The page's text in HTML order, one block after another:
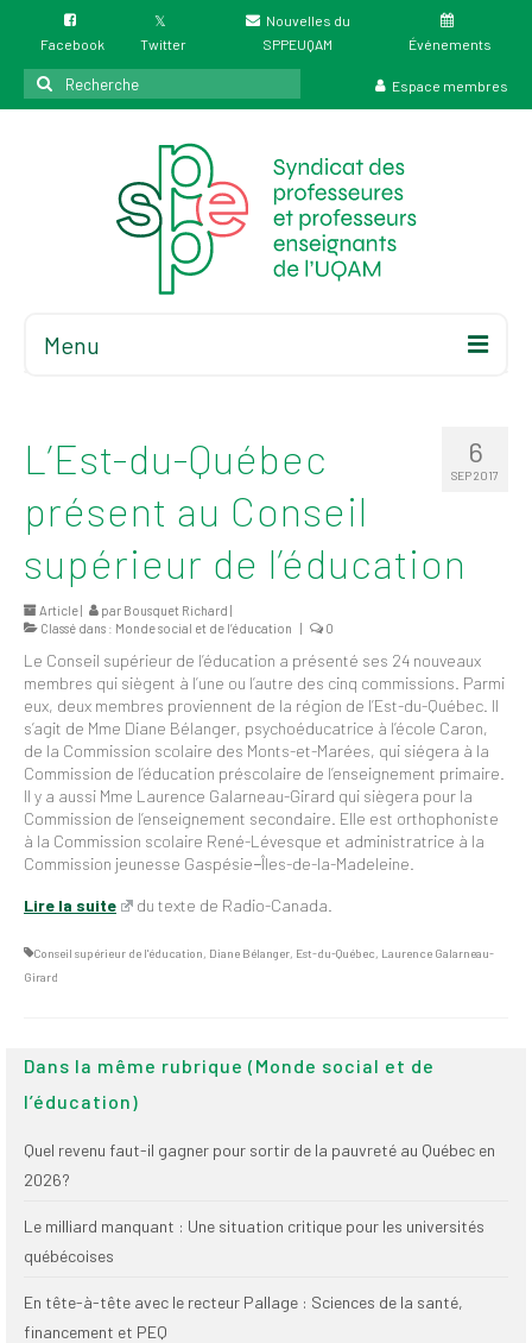
Facebook Twitter
Nouvelles du
SPPEUQAM
Événements
Rechercher
:
Espace membres
Menu
Élections
Résultat des
élections du 4 juin
2026
syndicaux et
Statuts et
règlements
Politiques
Outils de visibilité
Signature – Courriel –
valorisation
Signature – Fond
Signature – Courriel
Nouvelles du
Communiqués
6
SEP 2017
L’Est-du-Québec
présent au Conseil
supérieur de l’éducation
Article | par Bousquet Richard |
Classé dans : Monde social et de l’éducation | 0
Le Conseil supérieur de l’éducation a présenté ses 24 nouveaux
membres qui siègent à l’une ou l’autre des cinq commissions. Parmi
eux, deux membres proviennent de la région de l’Est-du-Québec. Il
s’agit de Mme Diane Bélanger, psychoéducatrice à l’école Caron,
de la Commission scolaire des Monts-et-Marées, qui siégera à la
Commission de l’éducation préscolaire de l’enseignement primaire.
Il y a aussi Mme Laurence Galarneau-Girard qui siègera pour la
Commission de l’enseignement secondaire. Elle est orthophoniste
à la Commission scolaire René-Lévesque et administratrice à la
Commission jeunesse Gaspésie−Îles-de-la-Madeleine.
Lire la suite du texte de Radio-Canada.
Conseil supérieur de l'éducation, Diane Bélanger, Est-du-Québec, Laurence Galarneau-
Girard
Dans la même rubrique (Monde social et de
l’éducation)
Quel revenu faut-il gagner pour sortir de la pauvreté au Québec en
2026?
Le milliard manquant : Une situation critique pour les universités
québécoises
En tête-à-tête avec le recteur Pallage : Sciences de la santé,
financement et PEQ